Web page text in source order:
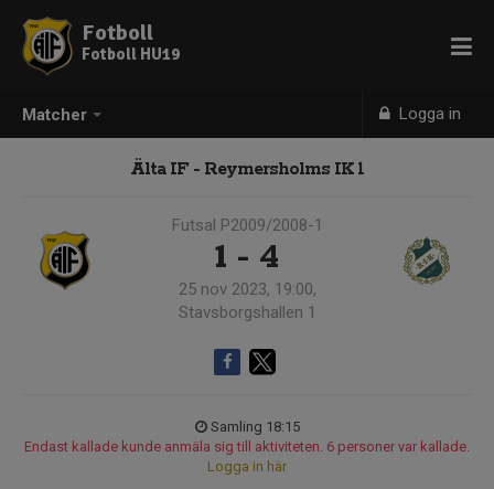
Matcher Logga in
Fotboll
Fotboll HU19
Älta IF - Reymersholms IK 1
Futsal P2009/2008-1
1 - 4
25 nov 2023, 19:00,
Stavsborgshallen 1
Samling 18:15
Endast kallade kunde anmäla sig till aktiviteten. 6 personer var kallade.
Logga in här